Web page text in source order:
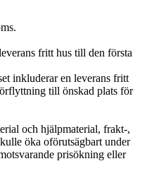
fritt hus till den första
inkluderar en leverans fritt
till önskad plats för
och hjälpmaterial, frakt-,
öka oförutsägbart under
prisökning eller